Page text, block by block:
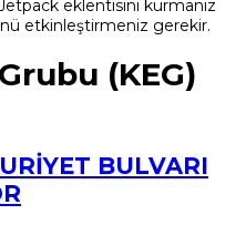
eklentisini kurmanız
etkinleştirmeniz gerekir.
(KEG)
BULVARI